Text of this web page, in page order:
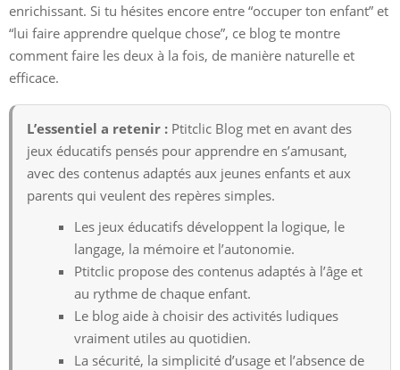
enrichissant. Si tu hésites encore entre “occuper ton enfant” et
“lui faire apprendre quelque chose”, ce blog te montre
comment faire les deux à la fois, de manière naturelle et
efficace.
L’essentiel a retenir : Ptitclic Blog met en avant des
jeux éducatifs pensés pour apprendre en s’amusant,
avec des contenus adaptés aux jeunes enfants et aux
parents qui veulent des repères simples.
Les jeux éducatifs développent la logique, le
langage, la mémoire et l’autonomie.
Ptitclic propose des contenus adaptés à l’âge et
au rythme de chaque enfant.
Le blog aide à choisir des activités ludiques
vraiment utiles au quotidien.
La sécurité, la simplicité d’usage et l’absence de